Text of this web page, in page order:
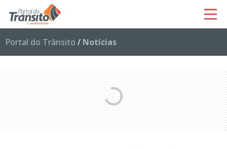
Portal do Trânsito / Notícias